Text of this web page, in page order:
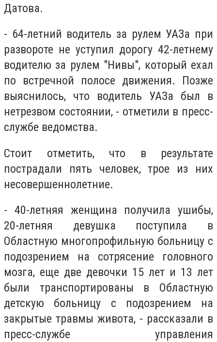
Датова.
- 64-летний водитель за рулем УАЗа при
развороте не уступил дорогу 42-летнему
водителю за рулем "Нивы", который ехал
по встречной полосе движения. Позже
выяснилось, что водитель УАЗа был в
нетрезвом состоянии, - отметили в пресс-
службе ведомства.
Стоит отметить, что в результате
пострадали пять человек, трое из них
несовершеннолетние.
- 40-летняя женщина получила ушибы,
20-летняя девушка поступила в
Областную многопрофильную больницу с
подозрением на сотрясение головного
мозга, еще две девочки 15 лет и 13 лет
были транспортированы в Областную
детскую больницу с подозрением на
закрытые травмы живота, - рассказали в
пресс-службе управления